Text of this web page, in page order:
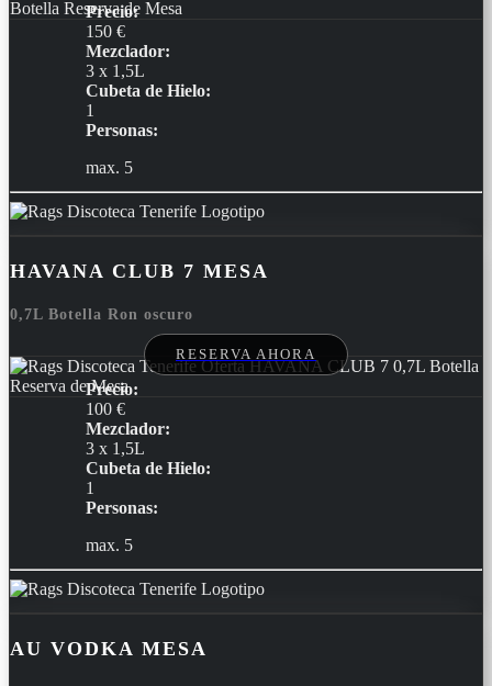
Precio:
150 €
Mezclador:
3 x 1,5L
Cubeta de Hielo:
1
Personas:
max. 5
HAVANA CLUB 7 MESA
0,7L Botella Ron oscuro
RESERVA AHORA
Precio:
100 €
Mezclador:
3 x 1,5L
Cubeta de Hielo:
1
Personas:
max. 5
AU VODKA MESA